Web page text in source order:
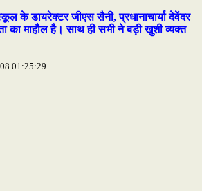
के डायरेक्टर जीएस सैनी, प्रधानाचार्या देवेंदर
का माहौल है। साथ ही सभी ने बड़ी खुशी व्यक्त
01:25:29.